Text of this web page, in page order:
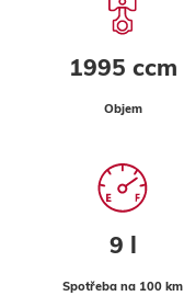
1995 ccm
Objem
9 l
Spotřeba na 100 km